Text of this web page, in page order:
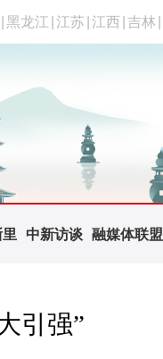
黑龙江 江苏 江西 吉林
中新访谈 融媒体联盟
引强”